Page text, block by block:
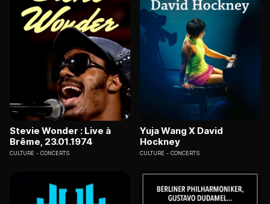
Stevie Wonder : Live à
Brême, 23.01.1974
CULTURE CONCERTS
Yuja Wang X David
Hockney
CULTURE CONCERTS